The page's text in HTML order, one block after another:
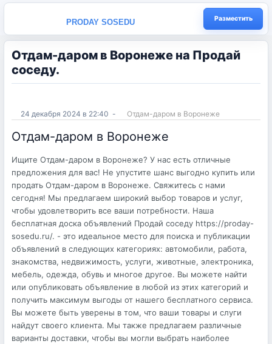
PRODAY SOSEDU Разместить
Отдам-даром в Воронеже на Продай
соседу.
24 декабря 2024 в 22:40 - Отдам-даром в Воронеже
Отдам-даром в Воронеже
Ищите Отдам-даром в Воронеже? У нас есть отличные
предложения для вас! Не упустите шанс выгодно купить или
продать Отдам-даром в Воронеже. Свяжитесь с нами
сегодня! Мы предлагаем широкий выбор товаров и услуг,
чтобы удовлетворить все ваши потребности. Наша
бесплатная доска объявлений Продай соседу https://proday-
sosedu.ru/. - это идеальное место для поиска и публикации
объявлений в следующих категориях: автомобили, работа,
знакомства, недвижимость, услуги, животные, электроника,
мебель, одежда, обувь и многое другое. Вы можете найти
или опубликовать объявление в любой из этих категорий и
получить максимум выгоды от нашего бесплатного сервиса.
Вы можете быть уверены в том, что ваши товары и слуги
найдут своего клиента. Мы также предлагаем различные
варианты доставки, чтобы вы могли выбрать наиболее